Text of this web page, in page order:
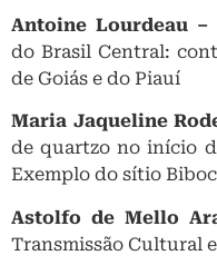
Antoine Lourdeau –
do Brasil Central:
de Goiás e do Piauí
Maria Jaqueline
de quartzo no início
Exemplo do sítio
Astolfo de Mello
Transmissão Cultural